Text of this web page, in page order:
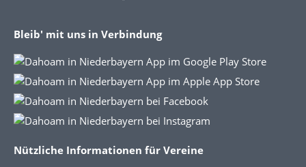
Bleib' mit uns in Verbindung
Nützliche Informationen für Vereine